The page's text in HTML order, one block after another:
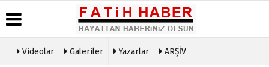
Videolar Galeriler Yazarlar ARŞİV